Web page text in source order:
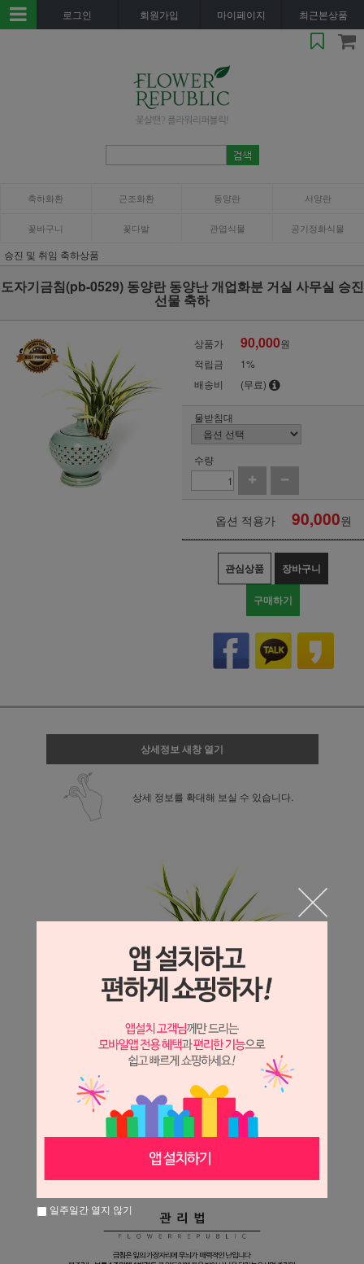
로그인 회원가입 마이페이지 최근본상품
축하화환 근조화환 동양란 서양란
꽃바구니 꽃다발 관엽식물 공기정화식물
승진 및 취임 축하상품
도자기금침(pb-0529) 동양란 동양난 개업화분 거실 사무실 승진
선물 축하
상품가 90,000원
적립금
1%
배송비
(무료)
물받침대
수량
옵션 적용가 90,000원
관심상품 장바구니
구매하기
상세정보 새창 열기
상세 정보를 확대해 보실 수 있습니다.
일주일간 열지 않기